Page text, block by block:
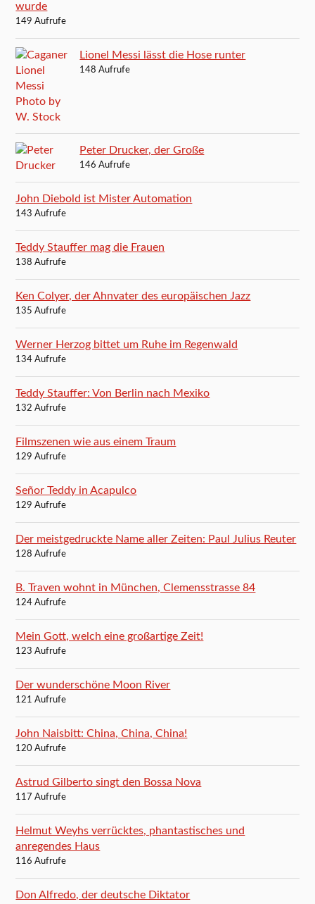
wurde
149 Aufrufe
Lionel Messi lässt die Hose runter
148 Aufrufe
Peter Drucker, der Große
146 Aufrufe
John Diebold ist Mister Automation
143 Aufrufe
Teddy Stauffer mag die Frauen
138 Aufrufe
Ken Colyer, der Ahnvater des europäischen Jazz
135 Aufrufe
Werner Herzog bittet um Ruhe im Regenwald
134 Aufrufe
Teddy Stauffer: Von Berlin nach Mexiko
132 Aufrufe
Filmszenen wie aus einem Traum
129 Aufrufe
Señor Teddy in Acapulco
129 Aufrufe
Der meistgedruckte Name aller Zeiten: Paul Julius Reuter
128 Aufrufe
B. Traven wohnt in München, Clemensstrasse 84
124 Aufrufe
Mein Gott, welch eine großartige Zeit!
123 Aufrufe
Der wunderschöne Moon River
121 Aufrufe
John Naisbitt: China, China, China!
120 Aufrufe
Astrud Gilberto singt den Bossa Nova
117 Aufrufe
Helmut Weyhs verrücktes, phantastisches und
anregendes Haus
116 Aufrufe
Don Alfredo, der deutsche Diktator